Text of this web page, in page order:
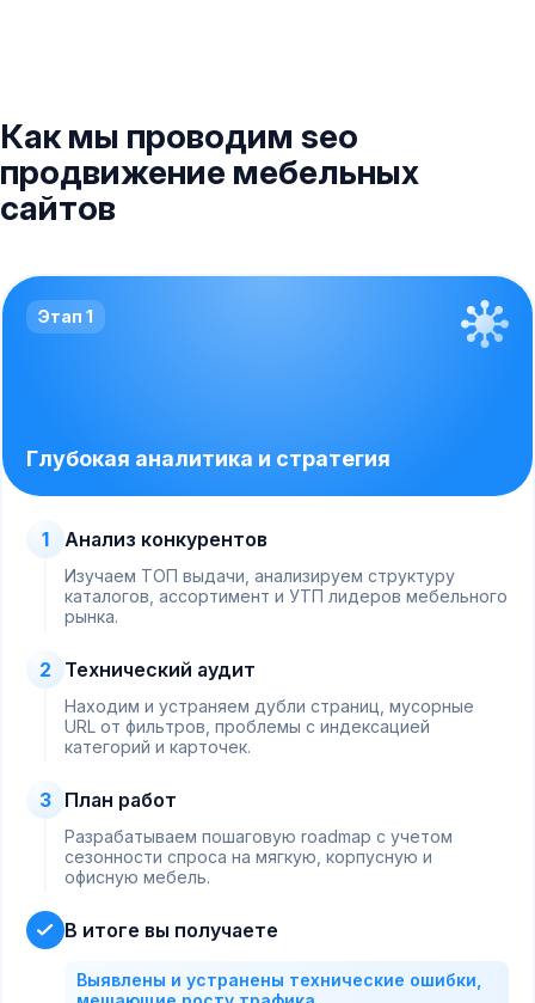
Как мы проводим seo
продвижение мебельных
сайтов
Этап 1
Глубокая аналитика и стратегия
1 Анализ конкурентов
Изучаем ТОП выдачи, анализируем структуру
каталогов, ассортимент и УТП лидеров мебельного
рынка.
2 Технический аудит
Находим и устраняем дубли страниц, мусорные
URL от фильтров, проблемы с индексацией
категорий и карточек.
3 План работ
Разрабатываем пошаговую roadmap с учетом
сезонности спроса на мягкую, корпусную и
офисную мебель.
В итоге вы получаете
Выявлены и устранены технические ошибки,